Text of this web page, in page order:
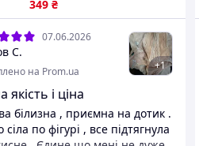
максимальной утяжкой с
кружевом черный размер
M
349 ₴
07.06.2026
С.
на Prom.ua +1
якість і ціна
білизна , приємна на дотик .
сіла по фігурі , все підтягнула